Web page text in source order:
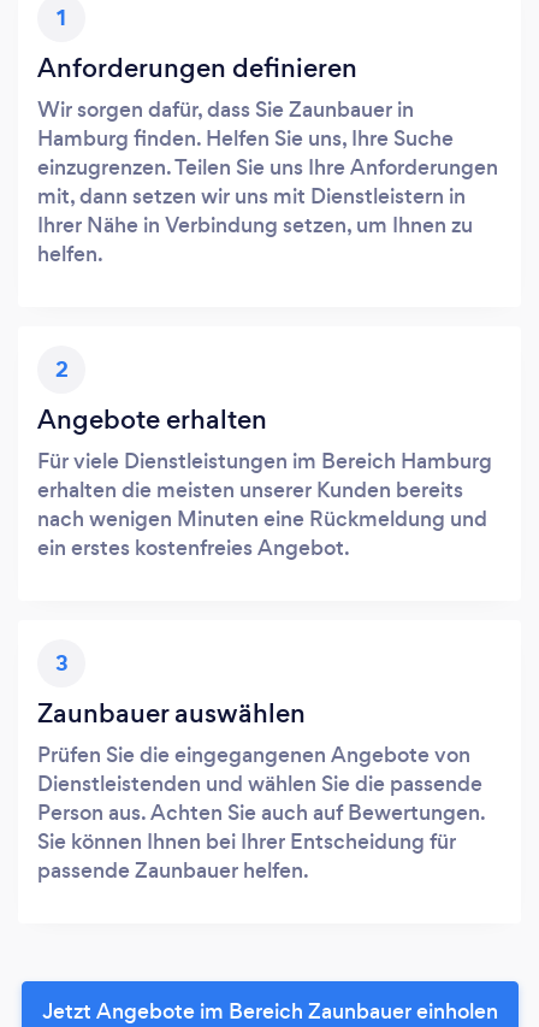
1
Anforderungen definieren
Wir sorgen dafür, dass Sie Zaunbauer in
Hamburg finden. Helfen Sie uns, Ihre Suche
einzugrenzen. Teilen Sie uns Ihre Anforderungen
mit, dann setzen wir uns mit Dienstleistern in
Ihrer Nähe in Verbindung setzen, um Ihnen zu
helfen.
2
Angebote erhalten
Für viele Dienstleistungen im Bereich Hamburg
erhalten die meisten unserer Kunden bereits
nach wenigen Minuten eine Rückmeldung und
ein erstes kostenfreies Angebot.
3
Zaunbauer auswählen
Prüfen Sie die eingegangenen Angebote von
Dienstleistenden und wählen Sie die passende
Person aus. Achten Sie auch auf Bewertungen.
Sie können Ihnen bei Ihrer Entscheidung für
passende Zaunbauer helfen.
Jetzt Angebote im Bereich Zaunbauer einholen